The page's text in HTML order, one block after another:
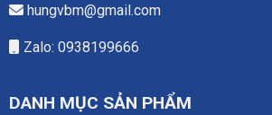
hungvbm@gmail.com
Zalo: 0938199666
DANH MỤC SẢN PHẨM